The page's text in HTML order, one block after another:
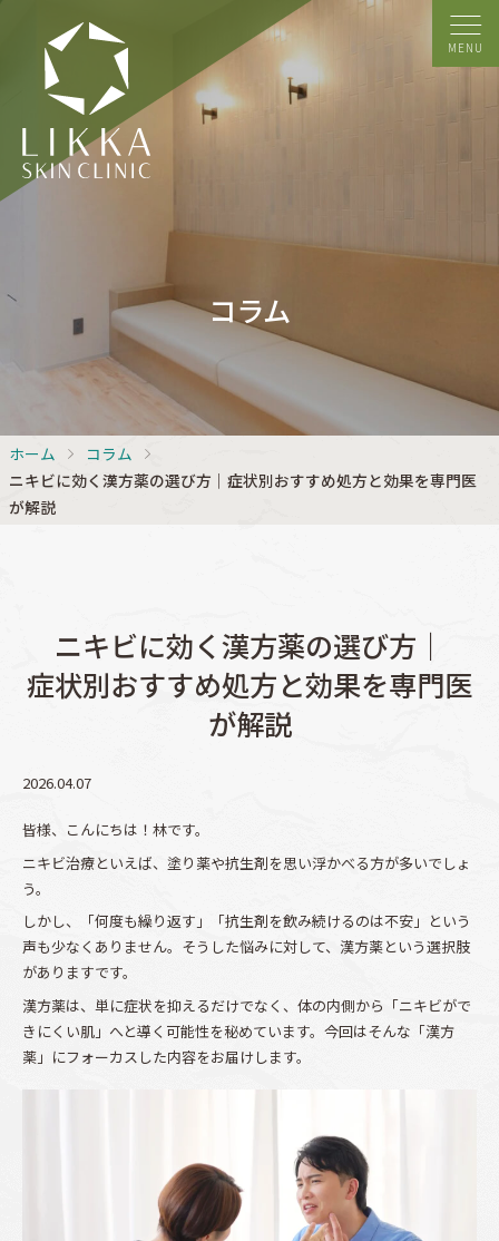
MENU
コラム
ホーム
コラム
ニキビに効く漢方薬の選び方｜症状別おすすめ処方と効果を専門医
が解説
ニキビに効く漢方薬の選び方｜
症状別おすすめ処方と効果を専門医
が解説
2026.04.07
皆様、こんにちは！林です。
ニキビ治療といえば、塗り薬や抗生剤を思い浮かべる方が多いでしょ
う。
しかし、「何度も繰り返す」「抗生剤を飲み続けるのは不安」という
声も少なくありません。そうした悩みに対して、漢方薬という選択肢
がありますです。
漢方薬は、単に症状を抑えるだけでなく、体の内側から「ニキビがで
きにくい肌」へと導く可能性を秘めています。今回はそんな「漢方
薬」にフォーカスした内容をお届けします。